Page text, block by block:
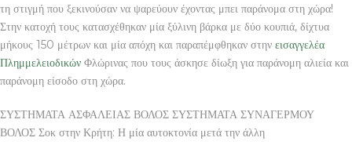
τη στιγμή που ξεκινούσαν να ψαρεύουν έχοντας μπει παράνομα στη χώρα!
Στην κατοχή τους κατασχέθηκαν μία ξύλινη βάρκα με δύο κουπιά, δίχτυα
μήκους 150 μέτρων και μία απόχη και παραπέμφθηκαν στην εισαγγελέα
Πλημμελειοδικών Φλώρινας που τους άσκησε δίωξη για παράνομη αλιεία και
παράνομη είσοδο στη χώρα.
ΣΥΣΤΗΜΑΤΑ ΑΣΦΑΛΕΙΑΣ ΒΟΛΟΣ ΣΥΣΤΗΜΑΤΑ ΣΥΝΑΓΕΡΜΟΥ
ΒΟΛΟΣ Σοκ στην Κρήτη: Η μία αυτοκτονία μετά την άλλη